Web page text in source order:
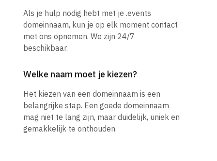
Als je hulp nodig hebt met je .events
domeinnaam, kun je op elk moment contact
met ons opnemen. We zijn 24/7
beschikbaar.
Welke naam moet je kiezen?
Het kiezen van een domeinnaam is een
belangrijke stap. Een goede domeinnaam
mag niet te lang zijn, maar duidelijk, uniek en
gemakkelijk te onthouden.